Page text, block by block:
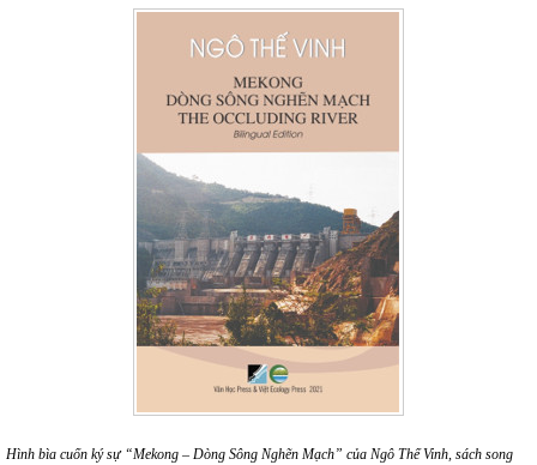
Hình bìa cuốn ký sự “Mekong – Dòng Sông Nghẽn Mạch” của Ngô Thế Vinh, sách song